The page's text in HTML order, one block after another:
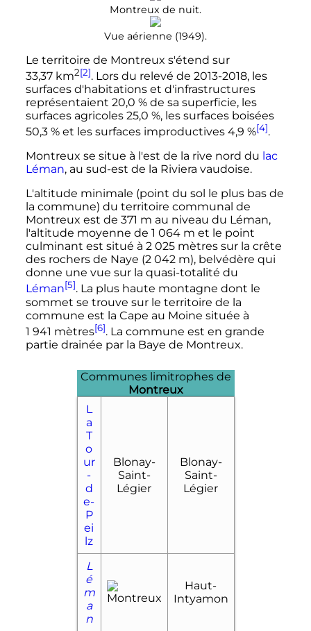
Montreux de nuit.
Vue aérienne (1949).
Le territoire de Montreux s'étend sur
33,37 km2[2]. Lors du relevé de 2013-2018, les
surfaces d'habitations et d'infrastructures
représentaient 20,0 %de sa superficie, les
surfaces agricoles 25,0 %, les surfaces boisées
50,3 %et les surfaces improductives 4,9 %[4].
Montreux se situe à l'est de la rive nord du lac
Léman, au sud-est de la Riviera vaudoise.
L'altitude minimale (point du sol le plus bas de
la commune) du territoire communal de
Montreux est de 371 m au niveau du Léman,
l'altitude moyenne de 1 064 m et le point
culminant est situé à 2 025 mètressur la crête
des rochers de Naye (2 042 m), belvédère qui
donne une vue sur la quasi-totalité du
Léman[5]. La plus haute montagne dont le
sommet se trouve sur le territoire de la
commune est la Cape au Moine située à
1 941 mètres[6]. La commune est en grande
partie drainée par la Baye de Montreux.
Communes limitrophes de
Montreux
L
a
T
o
ur
-
d
e-
P
ei
lz
Blonay-
Saint-
Légier
Blonay-
Saint-
Légier
L
é
m
a
n
Haut-
Intyamon